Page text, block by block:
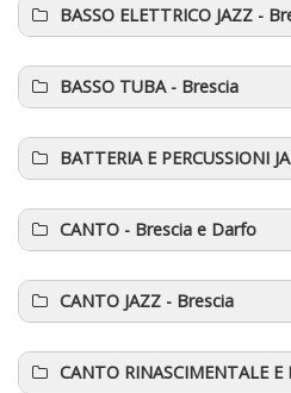
BASSO ELETTRICO JAZZ -
BASSO TUBA- Brescia
BATTERIA E PERCUSSIONI
CANTO - Brescia e Darfo
CANTO JAZZ - Brescia
CANTO RINASCIMENTALE E